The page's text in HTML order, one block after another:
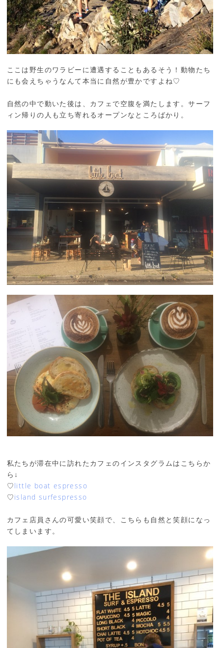
ここは野生のワラビーに遭遇することもあるそう！動物たち
にも会えちゃうなんて本当に自然が豊かですよね♡
自然の中で動いた後は、カフェで空腹を満たします。サーフ
ィン帰りの人も立ち寄れるオープンなところばかり。
私たちが滞在中に訪れたカフェのインスタグラムはこちらか
ら↓
♡little boat espresso
♡island surfespresso
カフェ店員さんの可愛い笑顔で、こちらも自然と笑顔になっ
てしまいます。